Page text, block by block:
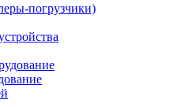
погрузчики)